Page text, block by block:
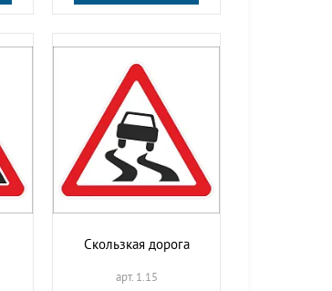
Скользкая дорога
арт. 1.15